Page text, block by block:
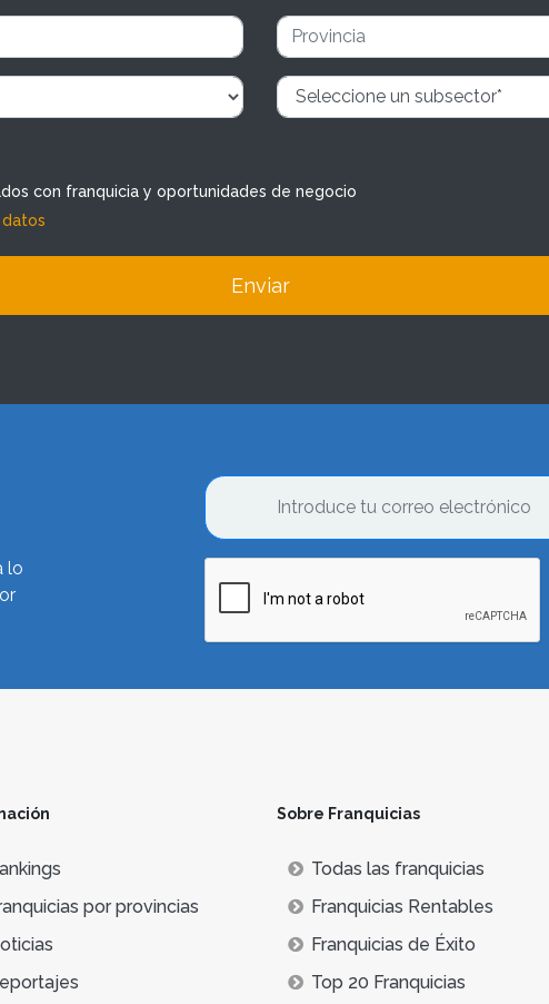
con franquicia y oportunidades de negocio
Enviar
lo
por provincias
Sobre Franquicias
Todas las franquicias
Franquicias Rentables
Franquicias de Éxito
Top 20 Franquicias